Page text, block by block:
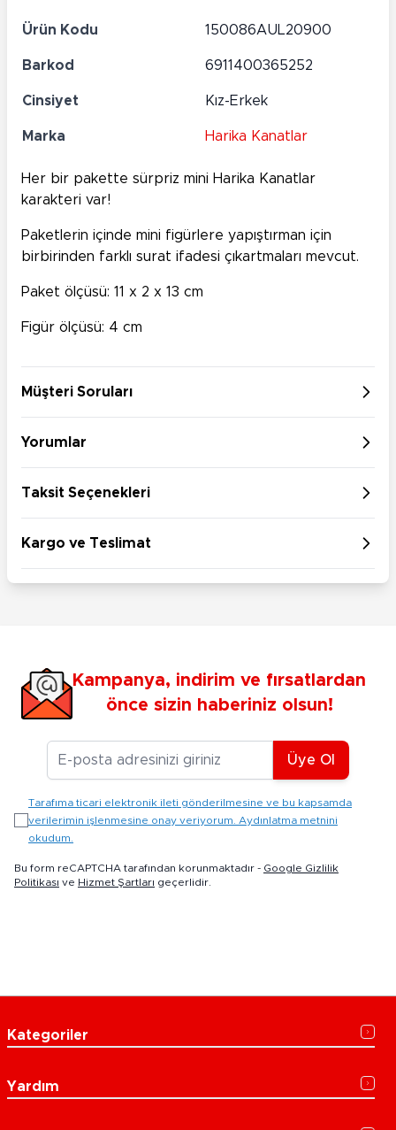
Ürün Kodu 150086AUL20900
Barkod 6911400365252
Cinsiyet Kız-Erkek
Marka Harika Kanatlar
Her bir pakette sürpriz mini Harika Kanatlar
karakteri var!
Paketlerin içinde mini figürlere yapıştırman için
birbirinden farklı surat ifadesi çıkartmaları mevcut.
Paket ölçüsü: 11 x 2 x 13 cm
Figür ölçüsü: 4 cm
Müşteri Soruları
Yorumlar
Taksit Seçenekleri
Kargo ve Teslimat
Kampanya, indirim ve fırsatlardan
önce sizin haberiniz olsun!
E-posta Adresiniz
Üye Ol
Tarafıma ticari elektronik ileti gönderilmesine ve bu kapsamda
verilerimin işlenmesine onay veriyorum. Aydınlatma metnini
okudum.
Bu form reCAPTCHA tarafından korunmaktadır - Google Gizlilik
Politikası ve Hizmet Şartları geçerlidir.
Kategoriler
Yardım